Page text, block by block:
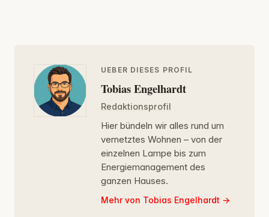
UEBER DIESES PROFIL
Tobias Engelhardt
Redaktionsprofil
Hier bündeln wir alles rund um
vernetztes Wohnen – von der
einzelnen Lampe bis zum
Energiemanagement des
ganzen Hauses.
Mehr von Tobias Engelhardt